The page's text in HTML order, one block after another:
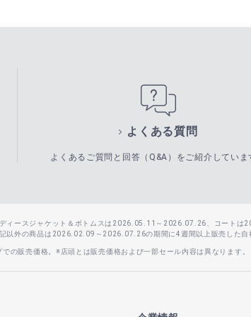
よくある質問
よくあるご質問と回答（Q&A）をご紹介していま
ィースジャケット＆ボトムスは2026.05.11～2026.07.26、コートは
以外の商品は2026.02.09～2026.07.26の期間に4週間以上販売した自
の販売価格。※店頭とは販売価格および一部セール内容は異なります。